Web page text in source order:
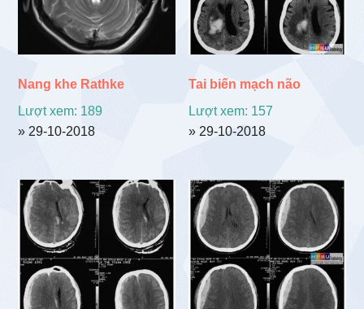
Nang khe Rathke
Lượt xem: 189
» 29-10-2018
Tai biến mạch não
Lượt xem: 157
» 29-10-2018